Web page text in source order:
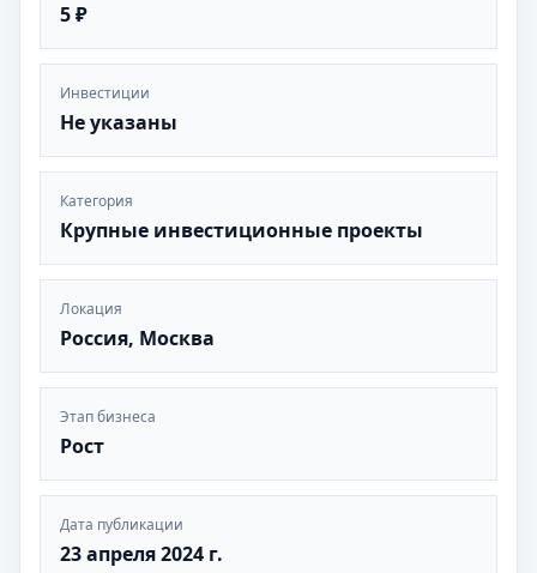
5 ₽
Инвестиции
Не указаны
Категория
Крупные инвестиционные проекты
Локация
Россия, Москва
Этап бизнеса
Рост
Дата публикации
23 апреля 2024 г.